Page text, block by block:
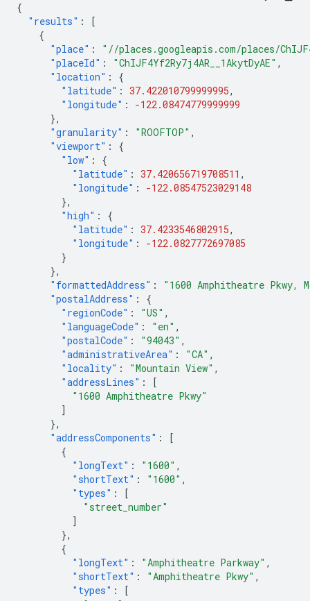
{
"results" :
[
{
"place" :
"//places.googleapis.com/places/
"placeId" : "ChIJF4Yf2Ry7j4AR__1AkytDyAE" ,
"location" :
{
"latitude" : 37.422010799999995,
"longitude" :
-122.08474779999999
},
"granularity" : "ROOFTOP" ,
"viewport" :
{
"low" :
{
"latitude" : 37.420656719708511 ,
"longitude" :
-122.08547523029148
},
"high" :
{
"latitude" : 37.4233546802915,
"longitude" :
-122.0827772697085
}
},
"formattedAddress" :
"1600 Amphitheatre Pkwy,
"postalAddress" :
{
"regionCode" : "US" ,
"languageCode" : "en" ,
"postalCode" : "94043" ,
"administrativeArea" : "CA" ,
"locality" : "Mountain View" ,
"addressLines" :
[
"1600 Amphitheatre Pkwy"
]
},
"addressComponents" :
[
{
"longText" : "1600" ,
"shortText" : "1600" ,
"types" :
[
"street_number"
]
},
{
"longText" : "Amphitheatre Parkway" ,
"shortText" : "Amphitheatre Pkwy" ,
"types" :
[